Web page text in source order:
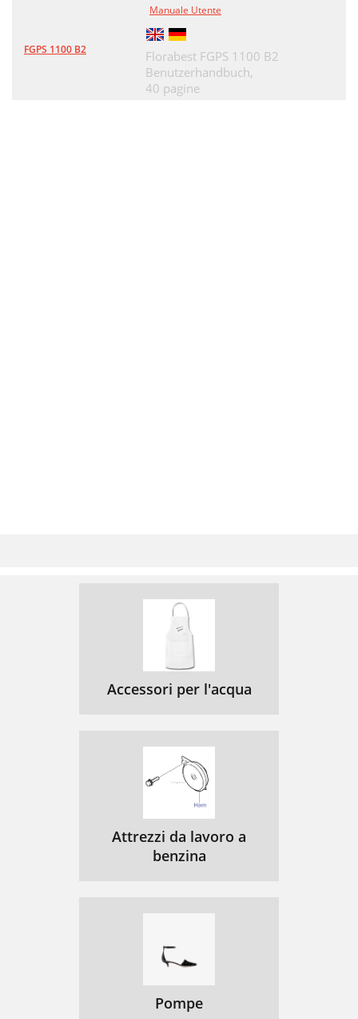
FGPS 1100 B2
Manuale Utente
Florabest FGPS 1100 B2
Benutzerhandbuch,
40 pagine
Accessori per l'acqua
Attrezzi da lavoro a
benzina
Pompe